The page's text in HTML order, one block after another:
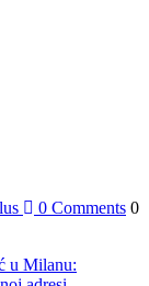
0 Comments 0